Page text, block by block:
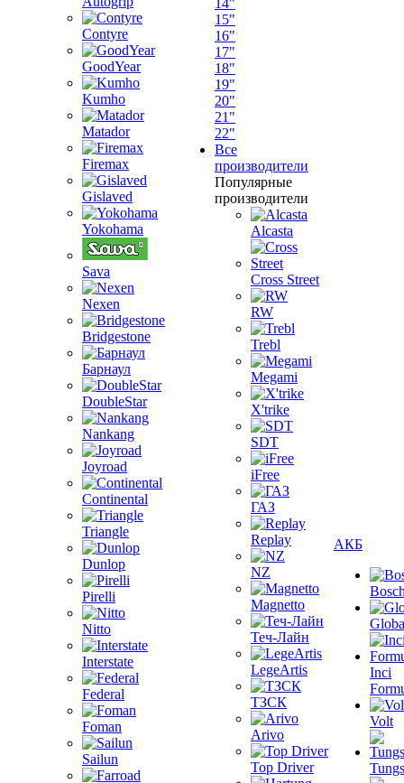
Contyre
GoodYear
Kumho
Matador
Firemax
Gislaved
Yokohama
Sava
Nexen
Bridgestone
Барнаул
DoubleStar
Nankang
Joyroad
Continental
Triangle
Dunlop
Pirelli
Nitto
Interstate
Federal
Foman
Sailun
14"
15"
16"
17"
18"
19"
20"
21"
22"
Все
производители
Популярные
производители
Alcasta
Cross Street
RW
Trebl
Megami
X'trike
SDT
iFree
ГАЗ
Replay
NZ
Magnetto
Теч-Лайн
LegeArtis
ТЗСК
Arivo
Top Driver
АКБ
Inci
Volt